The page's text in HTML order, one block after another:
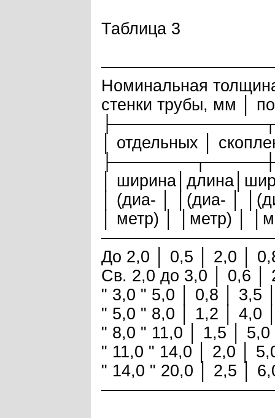
Таблица 3
Номинальная
стенки трубы, мм │
│ отдельных │
│
│ (диа- │ │(диа- │
│ метр) │ │метр) │
До 2,0 │ 0,5 │ 2,0 │
Св. 2,0 до 3,0 │ 0,6 │
" 3,0 " 5,0 │ 0,8 │ 3,5
" 5,0 " 8,0 │ 1,2 │ 4,0
" 8,0 " 11,0 │ 1,5 │
" 11,0 " 14,0 │ 2,0 │
" 14,0 " 20,0 │ 2,5 │